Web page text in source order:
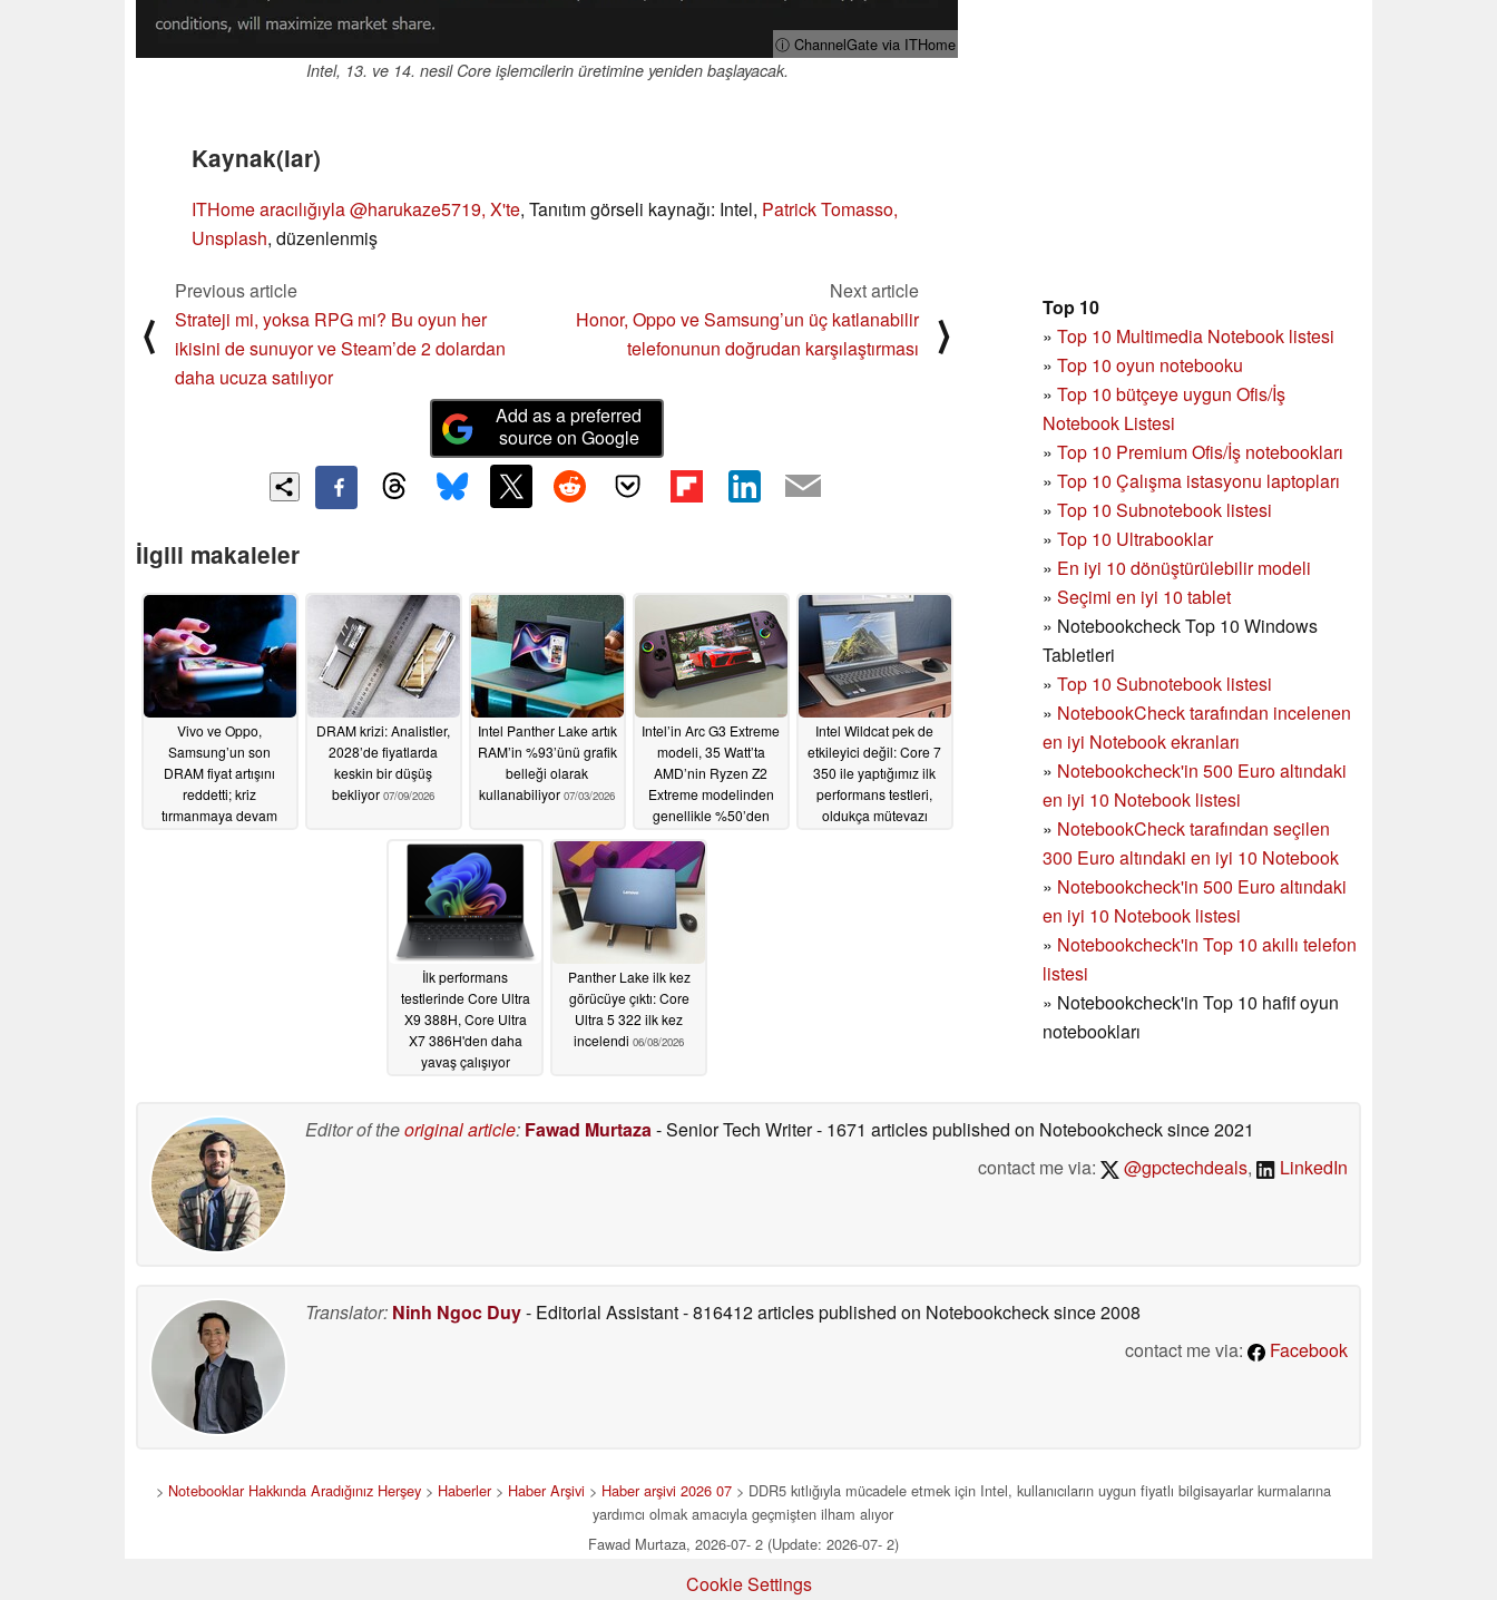
ⓘ ChannelGate via ITHome
Intel, 13. ve 14. nesil Core işlemcilerin üretimine yeniden başlayacak.
Kaynak(lar)
ITHomearacılığıyla @harukaze5719, X'te, Tanıtım görseli kaynağı: Intel, Patrick Tomasso,
Unsplash, düzenlenmiş
Top 10
» Top 10 Multimedia Notebook listesi
» Top 10 oyun notebooku
» Top 10 bütçeye uygun Ofis/İş
Notebook Listesi
» Top 10 Premium Ofis/İş notebookları
» Top 10 Çalışma istasyonu laptopları
» Top 10 Subnotebook listesi
» Top 10 Ultrabooklar
» En iyi 10 dönüştürülebilir modeli
» Seçimi en iyi 10 tablet
» Notebookcheck Top 10 Windows
Tabletleri
» Top 10 Subnotebook listesi
» NotebookCheck tarafından incelenen
en iyi Notebook ekranları
» Notebookcheck'in 500 Euro altındaki
en iyi 10 Notebook listesi
» NotebookCheck tarafından seçilen
300 Euro altındaki en iyi 10 Notebook
» Notebookcheck'in 500 Euro altındaki
en iyi 10 Notebook listesi
» Notebookcheck'in Top 10 akıllı telefon
listesi
» Notebookcheck'in Top 10 hafif oyun
notebookları
⟨
Previous article
Strateji mi, yoksa RPG mi? Bu oyun her
ikisini de sunuyor ve Steam’de 2 dolardan
daha ucuza satılıyor
Next article
Honor, Oppo ve Samsung’un üç katlanabilir
telefonunun doğrudan karşılaştırması
⟩
Add as a preferred
source on Google
İlgili makaleler
Vivo ve Oppo,
Samsung’un son
DRAM fiyat artışını
reddetti; kriz
tırmanmaya devam
DRAM krizi: Analistler,
2028’de fiyatlarda
keskin bir düşüş
bekliyor 07/09/2026
Intel Panther Lake artık
RAM’in %93’ünü grafik
belleği olarak
kullanabiliyor 07/03/2026
Intel’in Arc G3 Extreme
modeli, 35 Watt’ta
AMD’nin Ryzen Z2
Extreme modelinden
genellikle %50’den
07/02/2026
Intel Wildcat pek de
etkileyici değil: Core 7
350 ile yaptığımız ilk
performans testleri,
oldukça mütevazı
İlk performans
testlerinde Core Ultra
X9 388H, Core Ultra
X7 386H'den daha
yavaş çalışıyor
Panther Lake ilk kez
görücüye çıktı: Core
Ultra 5 322 ilk kez
incelendi 06/08/2026
Editor of theoriginal article: Fawad Murtaza- Senior Tech Writer- 1671 articles published on Notebookchecksince 2021
contact me via:
@gpctechdeals, LinkedIn
Translator: Ninh Ngoc Duy- Editorial Assistant- 816412 articles published on Notebookchecksince 2008
contact me via:
Facebook
> Notebooklar Hakkında Aradığınız Herşey> Haberler> Haber Arşivi > Haber arşivi 2026 07> DDR5 kıtlığıyla mücadele etmek için Intel, kullanıcıların uygun fiyatlı bilgisayarlar kurmalarına
yardımcı olmak amacıyla geçmişten ilham alıyor
Fawad Murtaza, 2026-07- 2 (Update: 2026-07- 2)
Cookie Settings